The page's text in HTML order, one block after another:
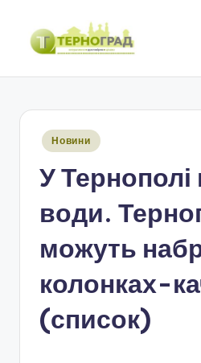
Перейти
Опубліковано
Новини
У
води.
можуть
колонках-
(список)